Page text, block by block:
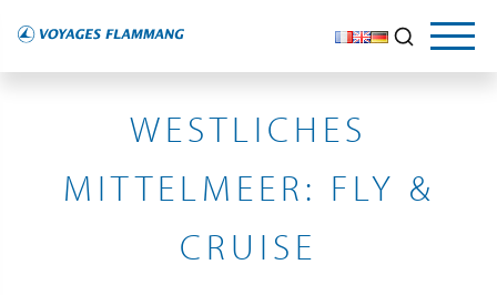
WESTLICHES
MITTELMEER: FLY &
CRUISE